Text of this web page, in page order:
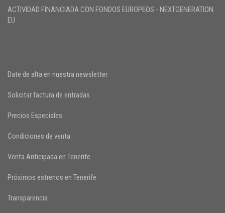
ACTIVIDAD FINANCIADA CON FONDOS EUROPEOS - NEXTGENERATION
EU
Date de alta en nuestra newsletter
Solicitar factura de entradas
Precios Especiales
Condiciones de venta
Venta Anticipada en Tenerife
Próximos estrenos en Tenerife
Transparencia